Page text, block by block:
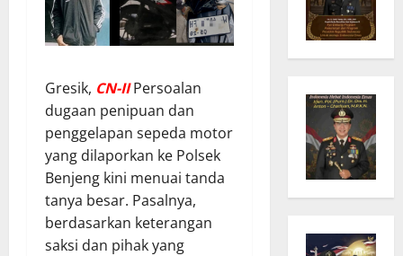
Gresik, CN-II Persoalan
dugaan penipuan dan
penggelapan sepeda motor
yang dilaporkan ke Polsek
Benjeng kini menuai tanda
tanya besar. Pasalnya,
berdasarkan keterangan
saksi dan pihak yang